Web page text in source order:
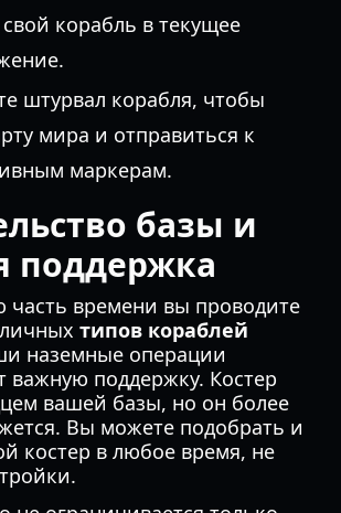
корабль в текущее
штурвал корабля, чтобы
мира и отправиться к
маркерам.
базы и
поддержка
времени вы проводите
типов кораблей
наземные операции
важную поддержку. Костер
вашей базы, но он более
Вы можете подобрать и
костер в любое время, не